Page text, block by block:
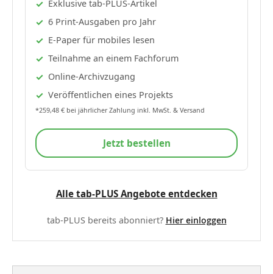
Exklusive tab-PLUS-Artikel
6 Print-Ausgaben pro Jahr
E-Paper für mobiles lesen
Teilnahme an einem Fachforum
Online-Archivzugang
Veröffentlichen eines Projekts
*259,48 € bei jährlicher Zahlung inkl. MwSt. & Versand
Jetzt bestellen
Alle tab-PLUS Angebote entdecken
tab-PLUS bereits abonniert? Hier einloggen